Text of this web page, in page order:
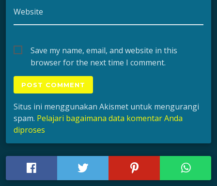
Website
Save my name, email, and website in this
browser for the next time I comment.
Situs ini menggunakan Akismet untuk mengurangi
spam. Pelajari bagaimana data komentar Anda
diproses